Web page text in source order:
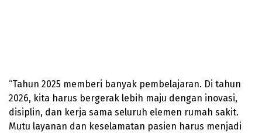
“Tahun 2025 memberi banyak pembelajaran. Di tahun
2026, kita harus bergerak lebih maju dengan inovasi,
disiplin, dan kerja sama seluruh elemen rumah sakit.
Mutu layanan dan keselamatan pasien harus menjadi